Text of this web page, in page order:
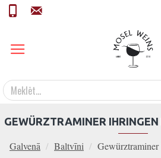
Galvenā Baltvīni
GEWÜRZTRAMINER